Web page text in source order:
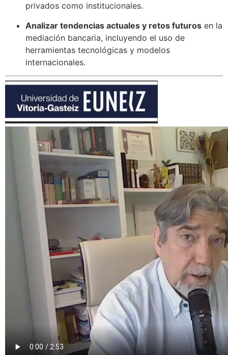
privados como institucionales.
Analizar tendencias actuales y retos futuros en la
mediación bancaria, incluyendo el uso de
herramientas tecnológicas y modelos
internacionales.